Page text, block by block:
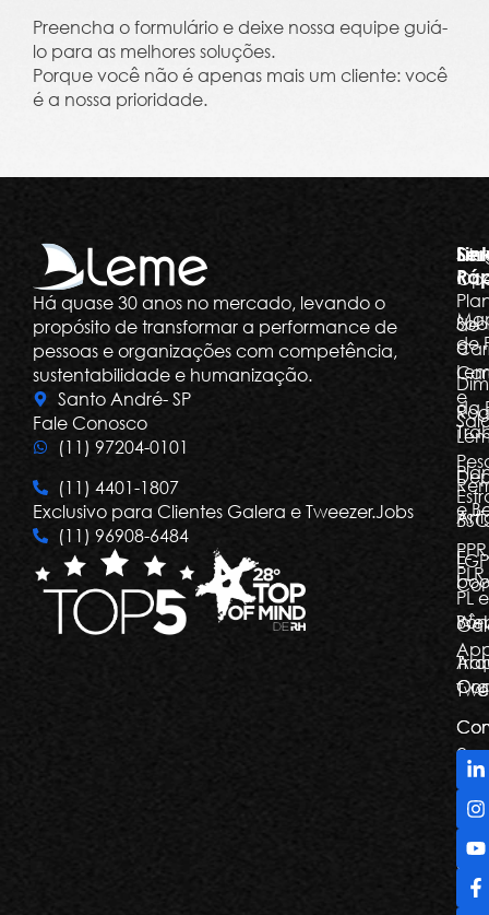
Preencha o formulário e deixe nossa equipe guiá-
lo para as melhores soluções.
Porque você não é apenas mais um cliente: você
é a nossa prioridade.
Há quase 30 anos no mercado, levando o
propósito de transformar a performance de
pessoas e organizações com competência,
sustentabilidade e humanização.
Santo André- SP
Fale Conosco
(11) 97204-0101
(11) 4401-1807
Exclusivo para Clientes Galera e Tweezer.Jobs
(11) 96908-6484
de
e
e
PLR,
PL e
e
e
de
da
a
E-